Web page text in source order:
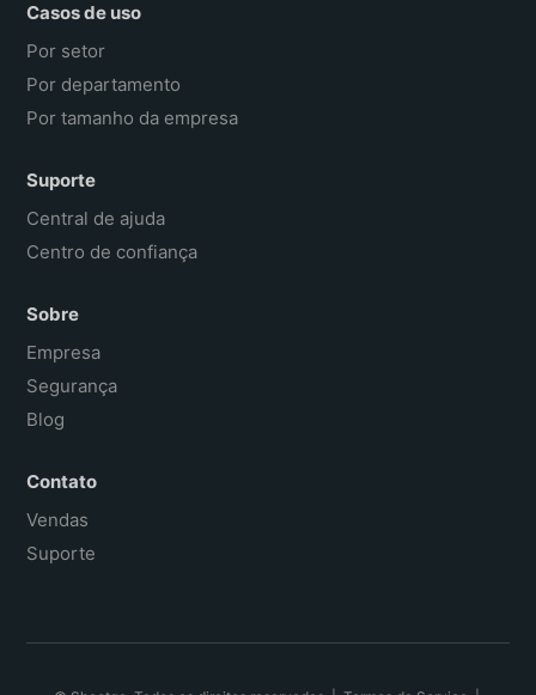
Casos de uso
Por setor
Por departamento
Por tamanho da empresa
Suporte
Central de ajuda
Centro de confiança
Sobre
Empresa
Segurança
Blog
Contato
Vendas
Suporte